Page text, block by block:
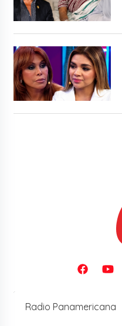
Radio Panamericana